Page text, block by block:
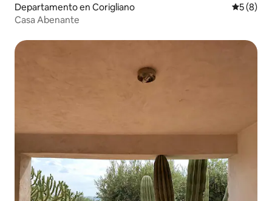
Departamento en Corigliano
5 (8)
Casa Abenante